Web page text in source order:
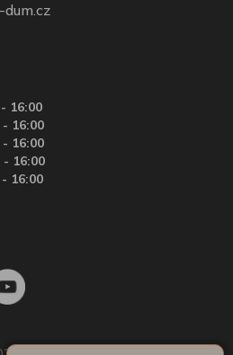
16:00
- 16:00
- 16:00
- 16:00
16:00